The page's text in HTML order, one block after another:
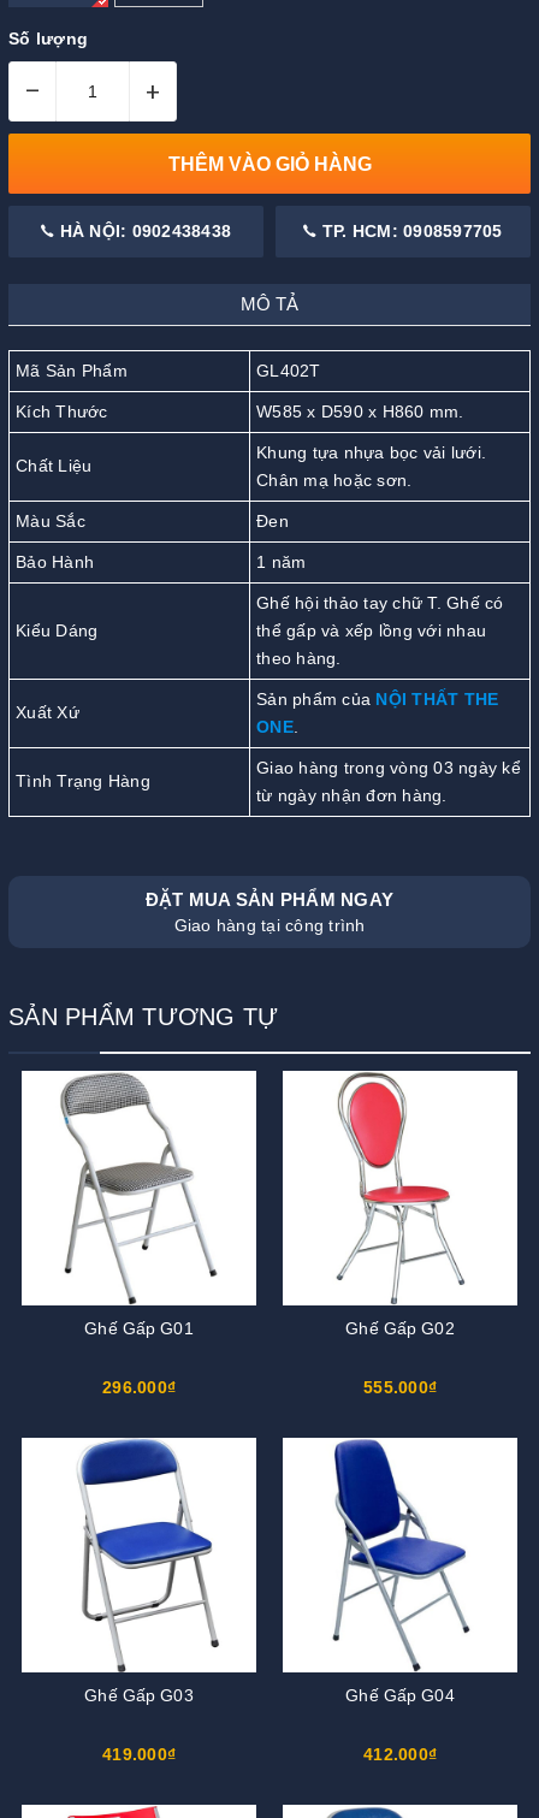
Số lượng
– +
THÊM VÀO GIỎ HÀNG
HÀ NỘI: 0902438438 TP. HCM: 0908597705
MÔ TẢ
Mã Sản Phẩm GL402T
Kích Thước W585 x D590 x H860 mm.
Chất Liệu
Khung tựa nhựa bọc vải lưới.
Chân mạ hoặc sơn.
Màu Sắc Đen
Bảo Hành 1 năm
Kiểu Dáng
Ghế hội thảo tay chữ T. Ghế có
thể gấp và xếp lồng với nhau
theo hàng.
Xuất Xứ
Sản phẩm của NỘI THẤT THE
ONE.
Tình Trạng Hàng
Giao hàng trong vòng 03 ngày kể
từ ngày nhận đơn hàng.
ĐẶT MUA SẢN PHẨM NGAY
Giao hàng tại công trình
SẢN PHẨM TƯƠNG TỰ
Ghế Gấp G01
296.000₫
Ghế Gấp G02
555.000₫
Ghế Gấp G03
419.000₫
Ghế Gấp G04
412.000₫